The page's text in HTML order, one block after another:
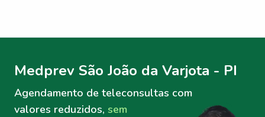
Medprev São João da Varjota - PI
Agendamento de teleconsultas com
valores reduzidos, sem